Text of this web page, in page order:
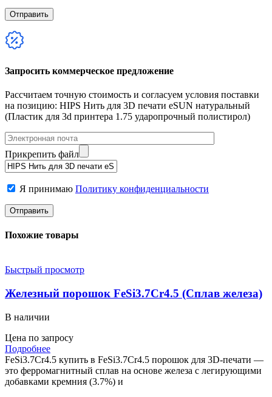
Запросить коммерческое предложение
Рассчитаем точную стоимость и согласуем условия поставки
на позицию: HIPS Нить для 3D печати eSUN натуральный
(Пластик для 3d принтера 1.75 ударопрочный полистирол)
Прикрепить файл
Я принимаю Политику конфиденциальности
Похожие товары
Быстрый просмотр
Железный порошок FeSi3.7Cr4.5 (Сплав железа)
В наличии
Цена по запросу
Подробнее
FeSi3.7Cr4.5 купить в FeSi3.7Cr4.5 порошок для 3D-печати —
это ферромагнитный сплав на основе железа с легирующими
добавками кремния (3.7%) и